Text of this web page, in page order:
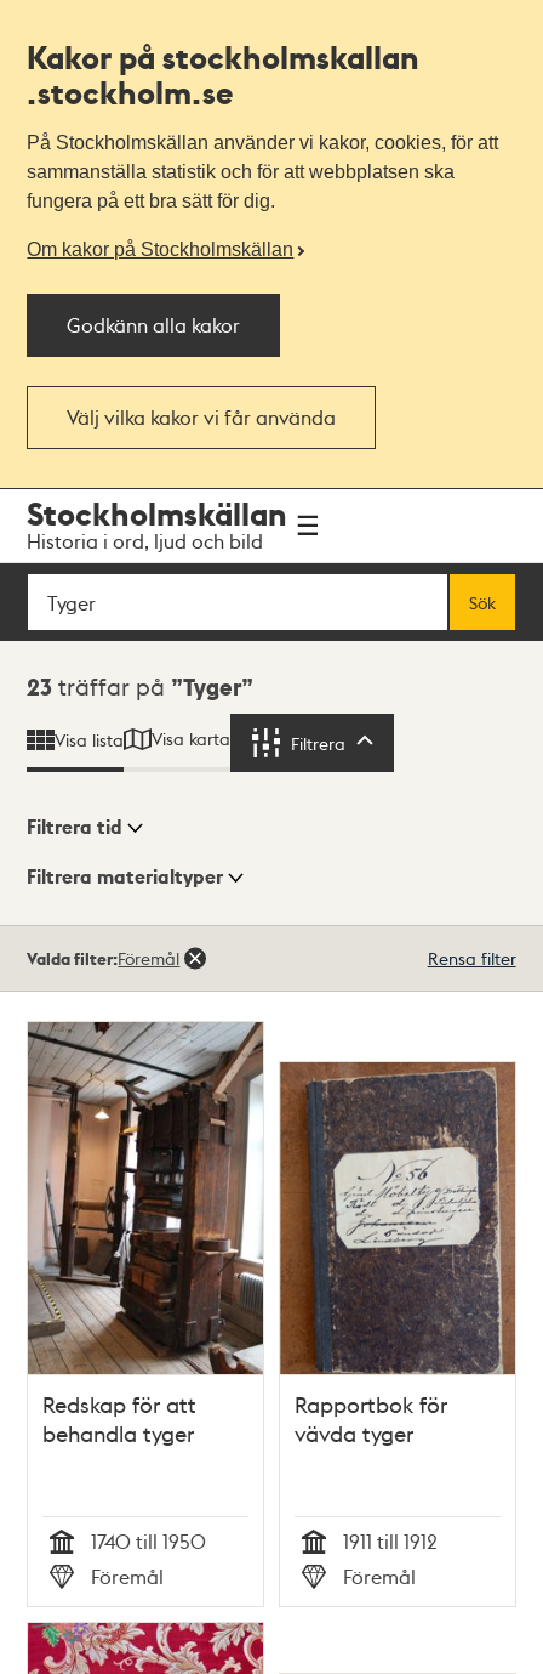
Kakor på stockholmskallan
.stockholm.se
På Stockholmskällan använder vi kakor, cookies, för att
sammanställa statistik och för att webbplatsen ska
fungera på ett bra sätt för dig.
Om kakor på Stockholmskällan
Godkänn alla kakor
Välj vilka kakor vi får använda
navigationen
huvudinnehållet
Stockholmskällan
Historia i ord, ljud och bild
Sök
Sök
Sökresultat
23 träffar på Tyger
Visa lista Visa karta Filtrera
Visningsläge
Filtrera tid
Filtrera materialtyper
träffar
Valda filter:Föremål Rensa filter
Redskap för att
behandla tyger
Tid
1740 till 1950
Typ
Föremål
Rapportbok för
vävda tyger
Tid
1911 till 1912
Typ
Föremål